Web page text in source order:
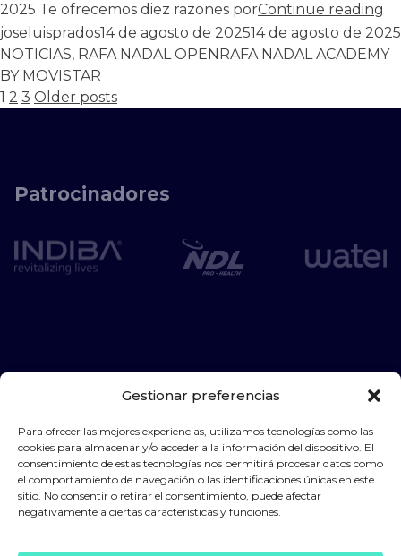
Gestionar preferencias
Para ofrecer las mejores experiencias, utilizamos tecnologías como las
cookies para almacenar y/o acceder a la información del dispositivo. El
consentimiento de estas tecnologías nos permitirá procesar datos como
el comportamiento de navegación o las identificaciones únicas en este
sitio. No consentir o retirar el consentimiento, puede afectar
negativamente a ciertas características y funciones.
2025 Te ofrecemos diez razones porContinue reading
Publicado por
joseluisprados14 de agosto de 202514 de agosto de 2025
NOTICIAS, RAFA NADAL OPEN Tags:
RAFA NADAL ACADEMY
BY MOVISTAR
Paginación
1 2 3 Older posts
Patrocinadores
Política de privacidadAviso legalPolítica de cookies
Sistema Interno de Información